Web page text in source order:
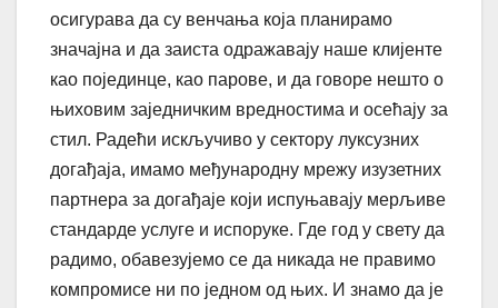
осигурава да су венчања која планирамо
значајна и да заиста одражавају наше клијенте
као појединце, као парове, и да говоре нешто о
њиховим заједничким вредностима и осећају за
стил. Радећи искључиво у сектору луксузних
догађаја, имамо међународну мрежу изузетних
партнера за догађаје који испуњавају мерљиве
стандарде услуге и испоруке. Где год у свету да
радимо, обавезујемо се да никада не правимо
компромисе ни по једном од њих. И знамо да је